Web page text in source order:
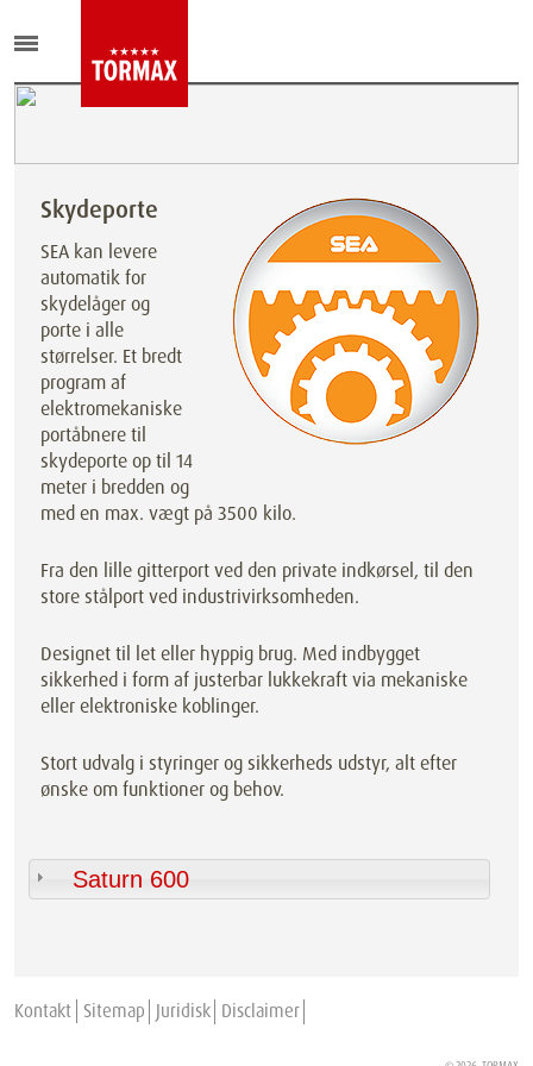
Skydeporte
SEA kan levere
automatik for
skydelåger og
porte i alle
størrelser. Et bredt
program af
elektromekaniske
portåbnere til
skydeporte op til 14
meter i bredden og
med en max. vægt på 3500 kilo.
Fra den lille gitterport ved den private indkørsel, til den
store stålport ved industrivirksomheden.
Designet til let eller hyppig brug. Med indbygget
sikkerhed i form af justerbar lukkekraft via mekaniske
eller elektroniske koblinger.
Stort udvalg i styringer og sikkerheds udstyr, alt efter
ønske om funktioner og behov.
Saturn 600
Kontakt Sitemap Juridisk Disclaimer